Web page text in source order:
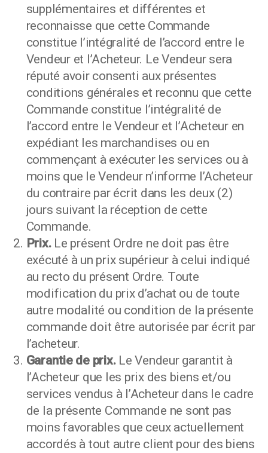
supplémentaires et différentes et
reconnaisse que cette Commande
constitue l’intégralité de l’accord entre le
Vendeur et l’Acheteur. Le Vendeur sera
réputé avoir consenti aux présentes
conditions générales et reconnu que cette
Commande constitue l’intégralité de
l’accord entre le Vendeur et l’Acheteur en
expédiant les marchandises ou en
commençant à exécuter les services ou à
moins que le Vendeur n’informe l’Acheteur
du contraire par écrit dans les deux (2)
jours suivant la réception de cette
Commande.
Prix. Le présent Ordre ne doit pas être
exécuté à un prix supérieur à celui indiqué
au recto du présent Ordre. Toute
modification du prix d’achat ou de toute
autre modalité ou condition de la présente
commande doit être autorisée par écrit par
l’acheteur.
Garantie de prix.Le Vendeur garantit à
l’Acheteur que les prix des biens et/ou
services vendus à l’Acheteur dans le cadre
de la présente Commande ne sont pas
moins favorables que ceux actuellement
accordés à tout autre client pour des biens